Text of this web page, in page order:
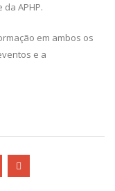
APHP.
em ambos os
e a